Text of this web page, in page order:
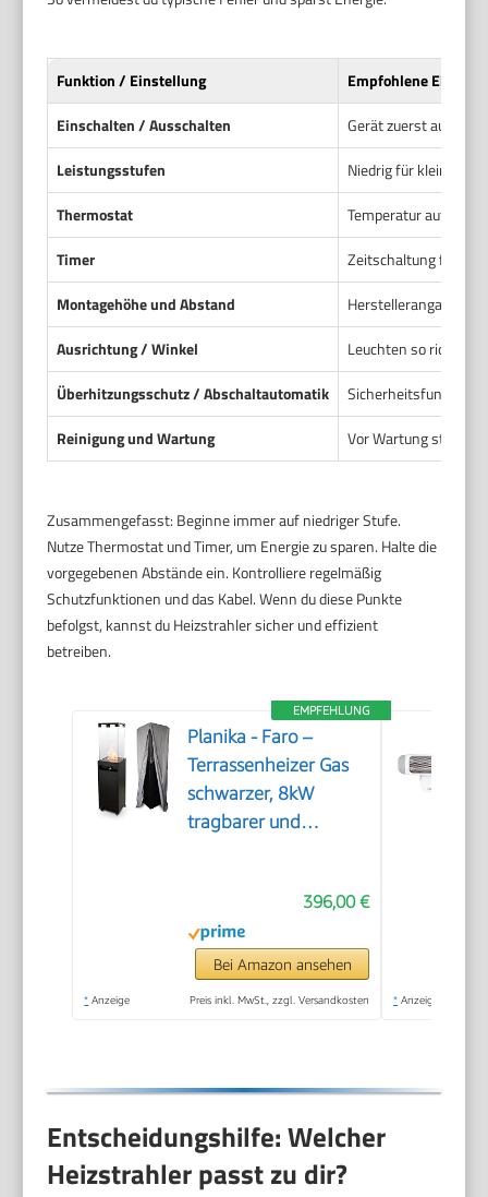
Funktion / Einstellung
Empfohlene
Einschalten / Ausschalten
Gerät zuerst auf
Leistungsstufen
Niedrig für kleine
Thermostat
Temperatur auf
Timer
Zeitschaltung für
Montagehöhe und Abstand
Herstellerangaben
Ausrichtung / Winkel
Leuchten so richten,
Überhitzungsschutz / Abschaltautomatik
Reinigung und Wartung
Vor Wartung
Zusammengefasst: Beginne immer auf niedriger Stufe.
Nutze Thermostat und Timer, um Energie zu sparen. Halte die
vorgegebenen Abstände ein. Kontrolliere regelmäßig
Schutzfunktionen und das Kabel. Wenn du diese Punkte
befolgst, kannst du Heizstrahler sicher und effizient
betreiben.
EMPFEHLUNG
Planika - Faro –
Terrassenheizer Gas
schwarzer, 8kW
tragbarer und
Garten und Terrasse
(Faro + Abdeckung),
36 x 36 x 150 cm
396,00 €
Bei Amazon ansehen
* Anzeige Preis inkl. MwSt., zzgl. Versandkosten * Anzeige
Entscheidungshilfe: Welcher
Heizstrahler passt zu dir?